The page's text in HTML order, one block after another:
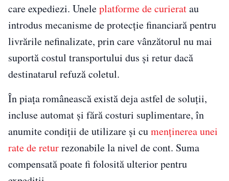
care expediezi. Uneleplatforme de curieratau
introdus mecanisme de protecție financiară pentru
livrările nefinalizate, prin care vânzătorul nu mai
suportă costul transportului dus și retur dacă
destinatarul refuză coletul.
În piața românească există deja astfel de soluții,
incluse automat și fără costuri suplimentare, în
anumite condiții de utilizare și cumenținerea unei
rate de returrezonabile la nivel de cont. Suma
compensată poate fi folosită ulterior pentru